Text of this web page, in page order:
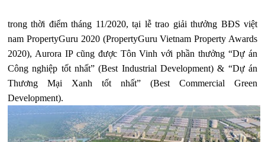
trong thời điểm tháng 11/2020, tại lễ trao giải thưởng BĐS việt
nam PropertyGuru 2020 (PropertyGuru Vietnam Property Awards
2020), Aurora IP cũng được Tôn Vinh với phần thưởng “Dự án
Công nghiệp tốt nhất” (Best Industrial Development) & “Dự án
Thương Mại Xanh tốt nhất” (Best Commercial Green
Development).